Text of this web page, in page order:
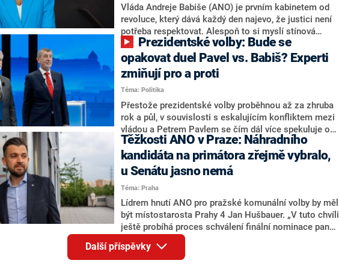
o případné kandidatuře kohokoliv ze zmíněné trojice
značně pochybuje. Podle něj současná koalice dosud
nemá osobu, která by Pavlovi mohla konkurovat.
Vláda Andreje Babiše (ANO) je prvním kabinetem od
revoluce, který dává každý den najevo, že justici není
potřeba respektovat. Alespoň to si myslí stínová
ministryně spravedlnosti ODS Eva Decroix. V
rozhovoru pro CNN Prima NEWS si nebrala servítky
ohledně politického výkonu svého nástupce Jeronýma
Tejce (za ANO) či vládní zmocněnkyně pro lidská
práva Taťány Malé (ANO). Označením „svoloč“ na
adresu vlády prý byla ještě hodná. Decroix se také
vrátila k volební porážce koalice Spolu či promluvila o
hnutí Naše Česko Martina Kuby.
opakovat duel Pavel vs. Babiš? Experti
zmiňují pro a proti
Téma: Politika
Přestože prezidentské volby proběhnou až za zhruba
rok a půl, v souvislosti s eskalujícím konfliktem mezi
vládou a Petrem Pavlem se čím dál více spekuluje o
tom, koho by do bitvy o Hrad mohla vyslat současná
koalice. Někteří političtí komentátoři znovu vytahují
jméno premiéra Andreje Babiše (ANO). Jak moc je
pravděpodobné, že se v prezidentských volbách 2028
bude znovu opakovat souboj z roku 2023?
Těžkosti ANO v Praze: Náhradního
kandidáta na primátora zřejmě vybralo,
u Senátu jasno nemá
Téma: Praha
Lídrem hnutí ANO pro pražské komunální volby by měl
být místostarosta Prahy 4 Jan Hušbauer. „V tuto chvíli
ještě probíhá proces schválení finální nominace pana
Jana Hušbauera Výborem hnutí ANO,“ uvedl pro
redakci místopředseda pražského ANO Martin
Benkovič. O Hušbauerovi se spekulovalo jako o
Další příspěvky